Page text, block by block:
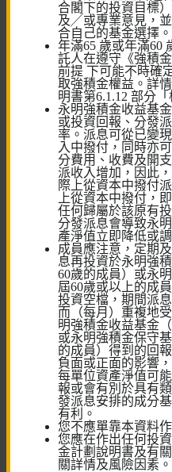
合閣下的投資目標
及╱或專業意見，
合自己的基金選擇。
年滿65 歲或年滿60
託人在遵守《強積
前提 下可能不時確
取強積金權益。詳
明書第6.1.12 部分
永明強積金收益基
或投資回報、分發
率。派息可從已變
⼊中撥付，同時亦
分費用、收費及開
派收⼊增加，因此
際上從資本中撥付
上從資本中撥付，
任何歸屬於該原有
分發派息會導致永
產淨值立即降低或調
成員應注意，定期
息再投資於永明強
60歲的成員）或永
屆60歲或以上的成
投資空檔，期間派
而（每月）重複地
明強積金收益基金
或永明強積金保守
的成員）得到的回
負面或正面的影響
每單位資產淨值可
報或會有別於具有
發派息安排的成分
有利。​
您不應單靠本資料
您應在作出任何投
金計劃說明書及有
關詳情及風險因素。
快速連結
強積金及公積金計劃
僱員自選安排
個人帳戶
預設投資策略
工具及計算機
投資風險評估
退休儲蓄
計算機